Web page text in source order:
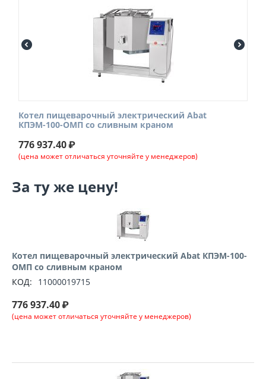
Котел пищеварочный электрический Abat
КПЭМ-100-ОМП со сливным краном
776 937.40₽
(цена может отличаться уточняйте у менеджеров)
За ту же цену!
Котел пищеварочный электрический Abat КПЭМ-100-
ОМП со сливным краном
КОД:
11000019715
776 937.40₽
(цена может отличаться уточняйте у менеджеров)